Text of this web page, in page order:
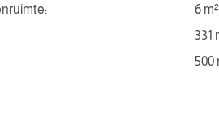
6 m²
331
500